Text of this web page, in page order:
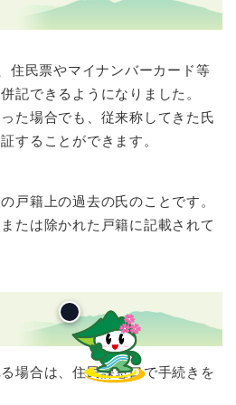
住民票やマイナンバーカード等
記できるようになりました。
た場合でも、従来称してきた氏
することができます。
戸籍上の過去の氏のことです。
たは除かれた戸籍に記載されて
場合は、住民課窓口で手続きを